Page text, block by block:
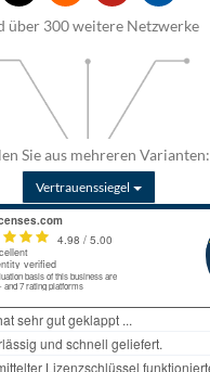
über 300 weitere Netzwerke
Sie aus mehreren Varianten:
Vertrauenssiegel